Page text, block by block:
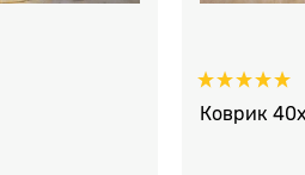
Коврик